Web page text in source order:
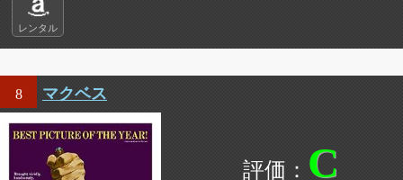
レンタル
8 マクベス
C